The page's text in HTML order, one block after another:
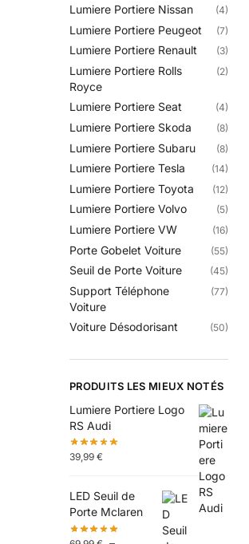
Lumiere Portiere Nissan (4)
Lumiere Portiere Peugeot (7)
Lumiere Portiere Renault (3)
Lumiere Portiere Rolls
Royce
(2)
Lumiere Portiere Seat (4)
Lumiere Portiere Skoda (8)
Lumiere Portiere Subaru (8)
Lumiere Portiere Tesla (14)
Lumiere Portiere Toyota (12)
Lumiere Portiere Volvo (5)
Lumiere Portiere VW (16)
Porte Gobelet Voiture (55)
Seuil de Porte Voiture (45)
Support Téléphone
Voiture
(77)
Voiture Désodorisant (50)
PRODUITS LES MIEUX NOTÉS
Lumiere Portiere Logo
RS Audi
39,99 €
LED Seuil de
Porte Mclaren